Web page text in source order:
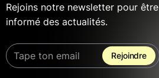
Rejoins notre newsletter pour être
informé des actualités.